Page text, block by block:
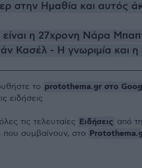
στην Ημαθία και αυτός
είναι η 27χρονη Νάρα
Κασέλ - Η γνωριμία και
το protothema.gr στο
ειδήσεις
τις τελευταίες Ειδήσεις από
που συμβαίνουν, στο